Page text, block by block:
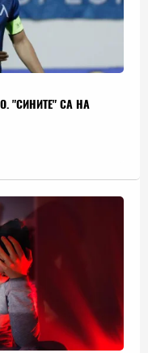
"СИНИТЕ" СА НА